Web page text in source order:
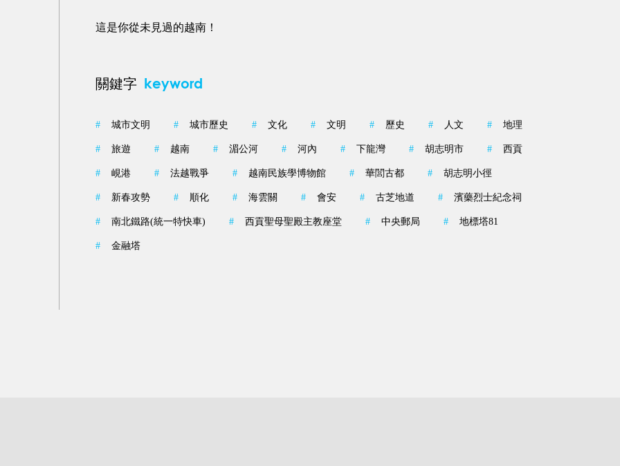
這是你從未見過的越南！
關鍵字 keyword
# 城市文明 # 城市歷史 # 文化 # 文明 # 歷史 # 人文 # 地理
# 旅遊 # 越南 # 湄公河 # 河內 # 下龍灣 # 胡志明市 # 西貢
# 峴港 # 法越戰爭 # 越南民族學博物館 # 華閭古都 # 胡志明小徑
# 新春攻勢 # 順化 # 海雲關 # 會安 # 古芝地道 # 濱藥烈士紀念祠
# 南北鐵路(統一特快車) # 西貢聖母聖殿主教座堂 # 中央郵局 # 地標塔81
# 金融塔